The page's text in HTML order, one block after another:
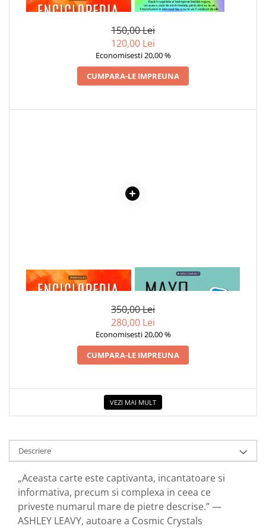
CRISTALELOR
INTERIOR
150,00 Lei
120,00 Lei
Economisesti 20,00 %
CUMPARA-LE IMPREUNA
1 x ENCICLOPEDIA
CRISTALELOR
1 x MAYO CLINIC. CARTEA
ESENTIALA DESPRE DIABETUL
350,00 Lei
280,00 Lei
Economisesti 20,00 %
CUMPARA-LE IMPREUNA
VEZI MAI MULT
Descriere
„Aceasta carte este captivanta, incantatoare si
informativa, precum si complexa in ceea ce
priveste numarul mare de pietre descrise.” —
ASHLEY LEAVY, autoare a Cosmic Crystals